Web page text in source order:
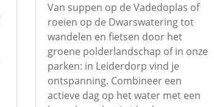
Van suppen op de Vadedoplas of
roeien op de Dwarswatering tot
wandelen en fietsen door het
groene polderlandschap of in onze
parken: in Leiderdorp vind je
ontspanning. Combineer een
actieve dag op het water met een